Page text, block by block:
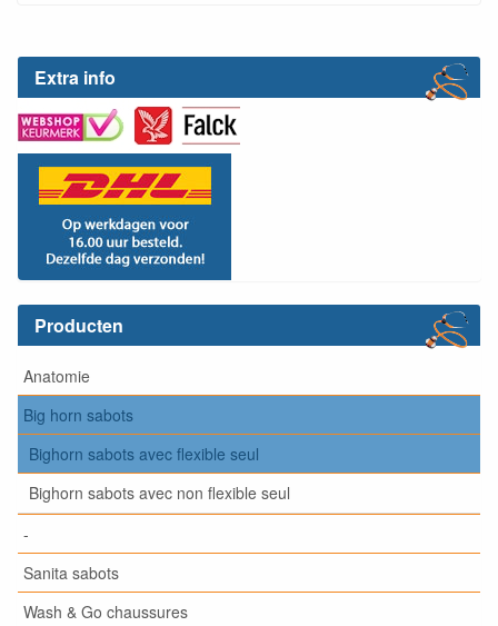
Extra info
Producten
Anatomie
Big horn sabots
Bighorn sabots avec flexible seul
Bighorn sabots avec non flexible seul
-
Sanita sabots
Wash & Go chaussures